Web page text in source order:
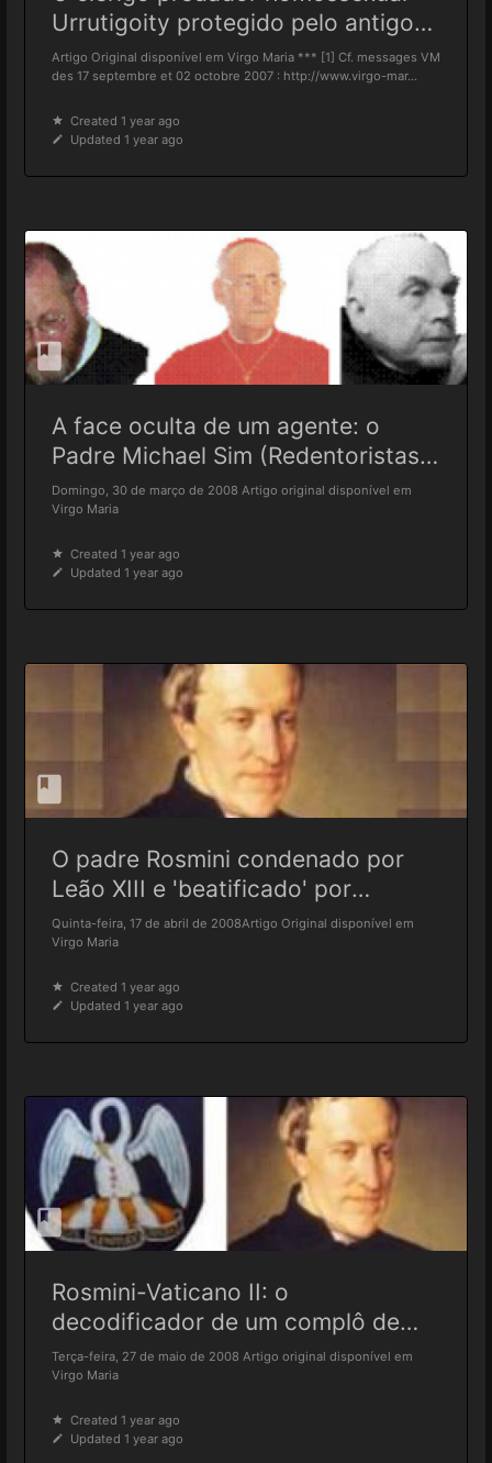
Urrutigoity protegido pelo antigo
anglicano, Mons.
Williamson-‘Cunctator[1]’ à Rosa
[2]
Artigo Original disponível em Virgo Maria *** [1] Cf. messages VM
des 17 septembre et 02 octobre 2007 : http://www.virgo-mar...
Created 1 year ago
Updated 1 year ago
A face oculta de um agente: o
Padre Michael Sim (Redentoristas
transalpinos)
Domingo, 30 de março de 2008 Artigo original disponível em
Virgo Maria
Created 1 year ago
Updated 1 year ago
O padre Rosmini condenado por
Leão XIII e 'beatificado' por
Ratzinger
Quinta-feira, 17 de abril de 2008Artigo Original disponível em
Virgo Maria
Created 1 year ago
Updated 1 year ago
Rosmini-Vaticano II: o
decodificador de um complô de
130 anos
Terça-feira, 27 de maio de 2008 Artigo original disponível em
Virgo Maria
Created 1 year ago
Updated 1 year ago